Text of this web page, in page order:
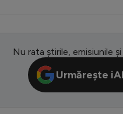
Nu rata știrile, emisiunile
Urmărește